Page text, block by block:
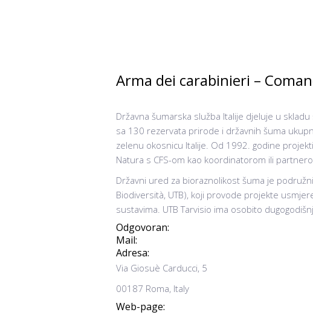
Arma dei carabinieri –
Državna šumarska služba Italije djeluje u
sa 130 rezervata prirode i državnih šuma
zelenu okosnicu Italije. Od 1992. godine
Natura s CFS-om kao koordinatorom ili
Državni ured za bioraznolikost šuma je
Biodiversità, UTB), koji provode projekte
sustavima. UTB Tarvisio ima osobito
Odgovoran:
Mail:
Adresa:
Via Giosuè Carducci, 5
00187 Roma, Italy
Web-page: